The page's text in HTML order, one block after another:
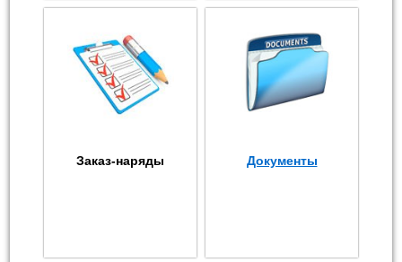
Заказ-наряды Документы